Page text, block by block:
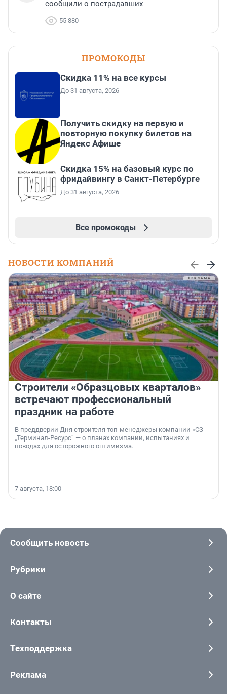
сообщили о пострадавших
55 880
ПРОМОКОДЫ
Скидка 11% на все курсы
До 31 августа, 2026
Получить скидку на первую и
повторную покупку билетов на
Яндекс Афише
Скидка 15% на базовый курс по
фридайвингу в Санкт-Петербурге
До 31 августа, 2026
Все промокоды
НОВОСТИ КОМПАНИЙ
Строители «Образцовых кварталов»
встречают профессиональный
праздник на работе
В преддверии Дня строителя топ-менеджеры компании «СЗ
„Терминал-Ресурс“ — о планах компании, испытаниях и
поводах для осторожного оптимизма.
7 августа, 18:00
Сообщить новость
Рубрики
О сайте
Контакты
Техподдержка
Реклама